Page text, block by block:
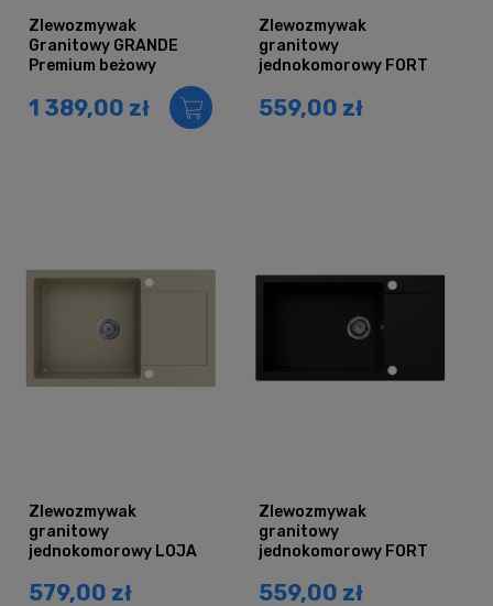
Zlewozmywak
Granitowy GRANDE
Premium beżowy
1 389,00 zł
Zlewozmywak
granitowy
jednokomorowy FORT
ociekaczem
559,00 zł
Zlewozmywak
granitowy
jednokomorowy LOJA
ociekaczem
579,00 zł
Zlewozmywak
granitowy
jednokomorowy FORT
ociekaczem
559,00 zł